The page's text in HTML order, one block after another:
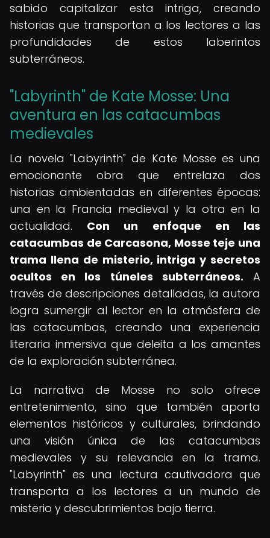
sabido capitalizar esta intriga, creando
historias que transportan a los lectores a las
profundidades de estos laberintos
subterráneos.
"Labyrinth" de Kate Mosse: Una
aventura en las catacumbas
medievales
La novela "Labyrinth" de Kate Mosse es una
emocionante obra que entrelaza dos
historias ambientadas en diferentes épocas:
una en la Francia medieval y la otra en la
actualidad. Con un enfoque en las
catacumbas de Carcasona, Mosse teje una
trama llena de misterio, intriga y secretos
ocultos en los túneles subterráneos. A
través de descripciones detalladas, la autora
logra sumergir al lector en la atmósfera de
las catacumbas, creando una experiencia
literaria inmersiva que deleita a los amantes
de la exploración subterránea.
La narrativa de Mosse no solo ofrece
entretenimiento, sino que también aporta
elementos históricos y culturales, brindando
una visión única de las catacumbas
medievales y su relevancia en la trama.
"Labyrinth" es una lectura cautivadora que
transporta a los lectores a un mundo de
misterio y descubrimientos bajo tierra.